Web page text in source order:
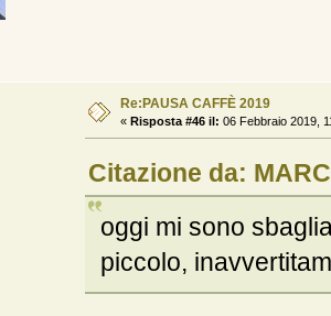
Re:PAUSA CAFFÈ 2019
« Risposta #46 il: 06 Febbraio 2019,
Citazione da:
oggi mi sono
piccolo,